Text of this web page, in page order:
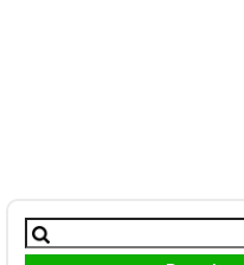
Pesquisar
por: